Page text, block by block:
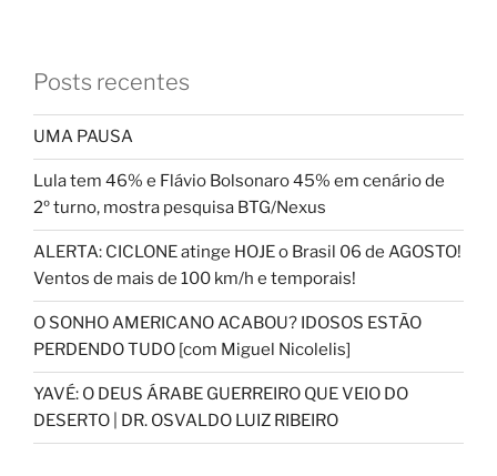
Posts recentes
UMA PAUSA
Lula tem 46% e Flávio Bolsonaro 45% em cenário de
2º turno, mostra pesquisa BTG/Nexus
ALERTA: CICLONE atinge HOJE o Brasil 06 de AGOSTO!
Ventos de mais de 100 km/h e temporais!
O SONHO AMERICANO ACABOU? IDOSOS ESTÃO
PERDENDO TUDO [com Miguel Nicolelis]
YAVÉ: O DEUS ÁRABE GUERREIRO QUE VEIO DO
DESERTO | DR. OSVALDO LUIZ RIBEIRO